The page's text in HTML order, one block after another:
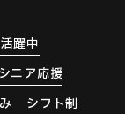
躍中
シニア応援
シフト制